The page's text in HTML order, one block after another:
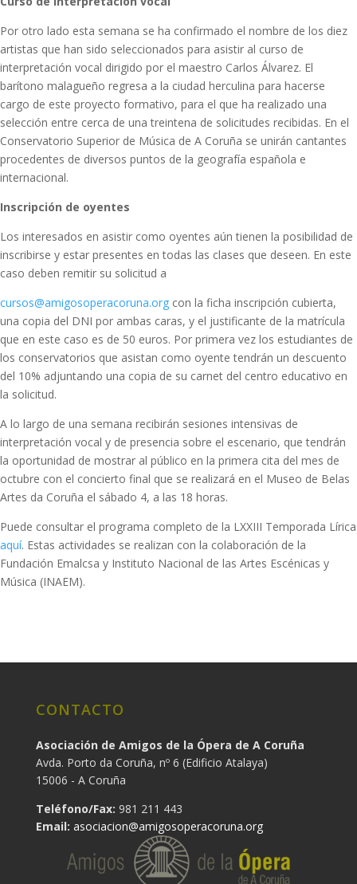
Por otro lado esta semana se ha confirmado el nombre de los diez
artistas que han sido seleccionados para asistir al curso de
interpretación vocal dirigido por el maestro Carlos Álvarez. El
barítono malagueño regresa a la ciudad herculina para hacerse
cargo de este proyecto formativo, para el que ha realizado una
selección entre cerca de una treintena de solicitudes recibidas. En el
Conservatorio Superior de Música de A Coruña se unirán cantantes
procedentes de diversos puntos de la geografía española e
internacional.
Inscripción de oyentes
Los interesados en asistir como oyentes aún tienen la posibilidad de
inscribirse y estar presentes en todas las clases que deseen. En este
caso deben remitir su solicitud a
cursos@amigosoperacoruna.org con la ficha inscripción cubierta,
una copia del DNI por ambas caras, y el justificante de la matrícula
que en este caso es de 50 euros. Por primera vez los estudiantes de
los conservatorios que asistan como oyente tendrán un descuento
del 10% adjuntando una copia de su carnet del centro educativo en
la solicitud.
A lo largo de una semana recibirán sesiones intensivas de
interpretación vocal y de presencia sobre el escenario, que tendrán
la oportunidad de mostrar al público en la primera cita del mes de
octubre con el concierto final que se realizará en el Museo de Belas
Artes da Coruña el sábado 4, a las 18 horas.
Puede consultar el programa completo de la LXXIII Temporada Lírica
aquí. Estas actividades se realizan con la colaboración de la
Fundación Emalcsa y Instituto Nacional de las Artes Escénicas y
Música (INAEM).
CONTACTO
Asociación de Amigos de la Ópera de A Coruña
Avda. Porto da Coruña, nº 6 (Edificio Atalaya)
15006 - A Coruña
Teléfono/Fax: 981 211 443
Email: asociacion@amigosoperacoruna.org